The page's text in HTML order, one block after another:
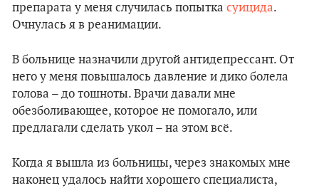
препарата у меня случилась попытка суицида.
Очнулась я в реанимации.
В больнице назначили другой антидепрессант. От
него у меня повышалось давление и дико болела
голова – до тошноты. Врачи давали мне
обезболивающее, которое не помогало, или
предлагали сделать укол – на этом всё.
Когда я вышла из больницы, через знакомых мне
наконец удалось найти хорошего специалиста,